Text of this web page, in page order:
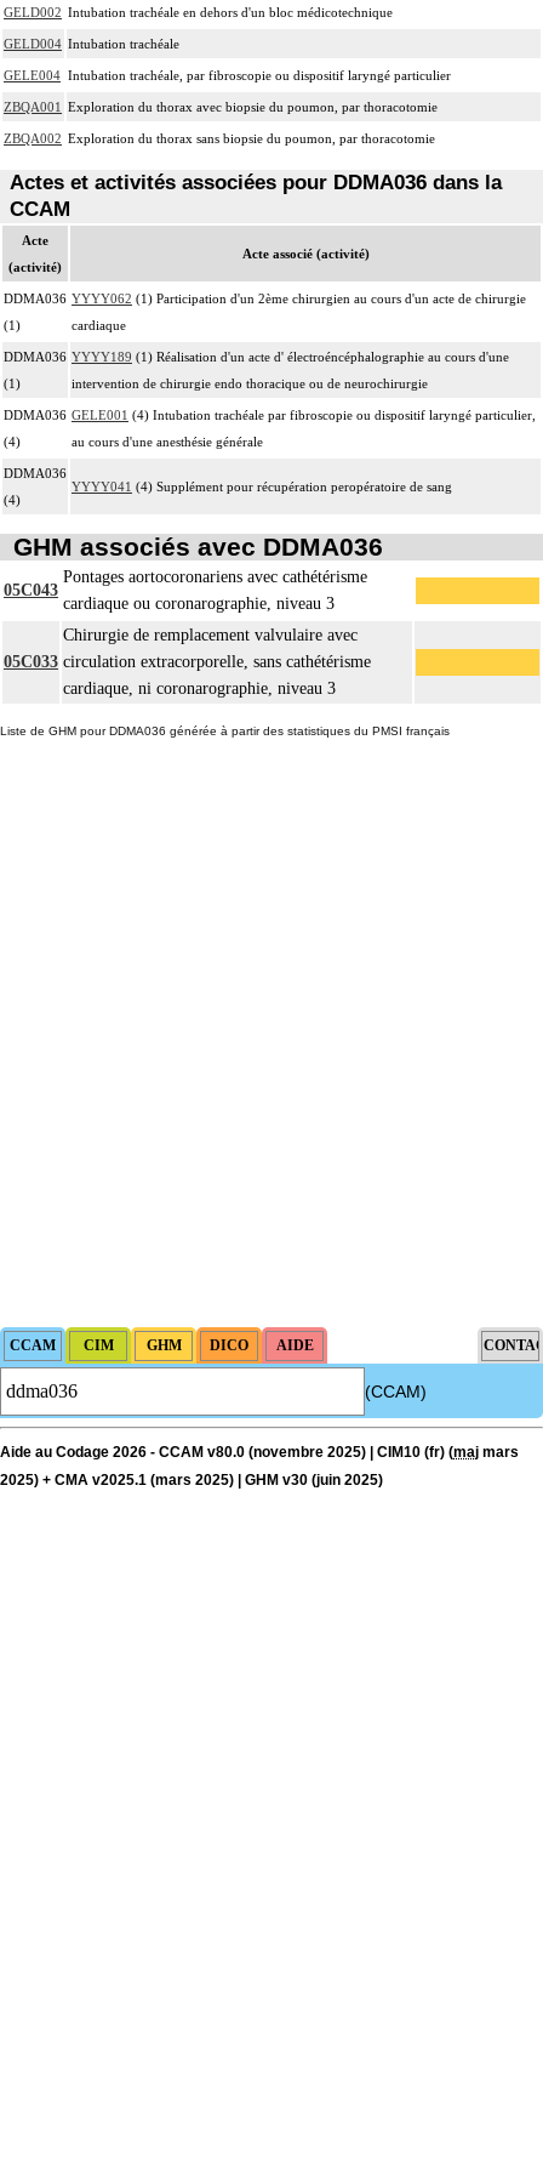
Les actes sur le thorax, par thoracotomie incluent l'évacuation de collection
intrathoracique associée, la pose de drain pleural et/ou péricardique.
Les actes avec dérivation vasculaire [shunt] incluent la pose d'une dérivation
inerte ou pulsée, et son ablation.
Facturation : les suppléments de numérisation ou la radioscopie de longue
actes diagnostiques ou thérapeutiques de radiologie vasculaire
GELD002 Intubation trachéale en dehors d'un bloc médicotechnique
GELD004 Intubation trachéale
GELE004 Intubation trachéale, par fibroscopie ou dispositif laryngé particulier
ZBQA001 Exploration du thorax avec biopsie du poumon, par thoracotomie
ZBQA002 Exploration du thorax sans biopsie du poumon, par thoracotomie
Actes et activités associées pour DDMA036 dans la
CCAM
Acte
(activité)
Acte associé (activité)
DDMA036
(1)
YYYY062 (1) Participation d'un 2ème chirurgien au cours d'un acte de chirurgie
cardiaque
DDMA036
(1)
YYYY189 (1) Réalisation d'un acte d' électroéncéphalographie au cours d'une
intervention de chirurgie endo thoracique ou de neurochirurgie
DDMA036
(4)
GELE001 (4) Intubation trachéale par fibroscopie ou dispositif laryngé particulier,
au cours d'une anesthésie générale
DDMA036
(4)
YYYY041 (4) Supplément pour récupération peropératoire de sang
GHM associés avec DDMA036
05C043
Pontages aortocoronariens avec cathétérisme
cardiaque ou coronarographie, niveau 3
05C033
Chirurgie de remplacement valvulaire avec
circulation extracorporelle, sans cathétérisme
cardiaque, ni coronarographie, niveau 3
Liste de GHM pour DDMA036 générée à partir des statistiques du PMSI français
(CCAM)
Aide au Codage 2026 - CCAM v80.0 (novembre 2025) | CIM10 (fr) (maj mars
2025) + CMA v2025.1 (mars 2025) | GHM v30 (juin 2025)